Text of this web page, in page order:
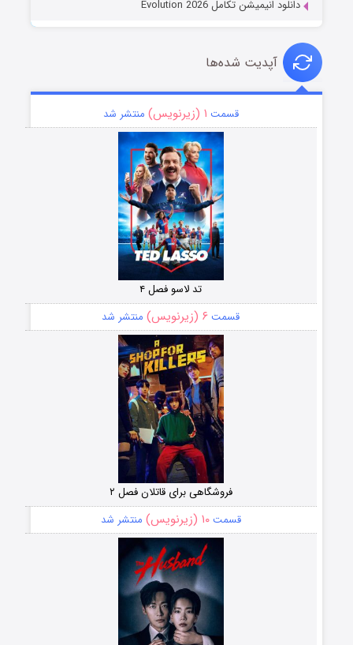
دانلود انیمیشن تکامل Evolution 2026
آپدیت شده‌ها
قسمت ۱ (زیرنویس) منتشر شد
تد لاسو فصل ۴
قسمت ۶ (زیرنویس) منتشر شد
فروشگاهی برای قاتلان فصل ۲
قسمت۱۰ (زیرنویس) منتشر شد